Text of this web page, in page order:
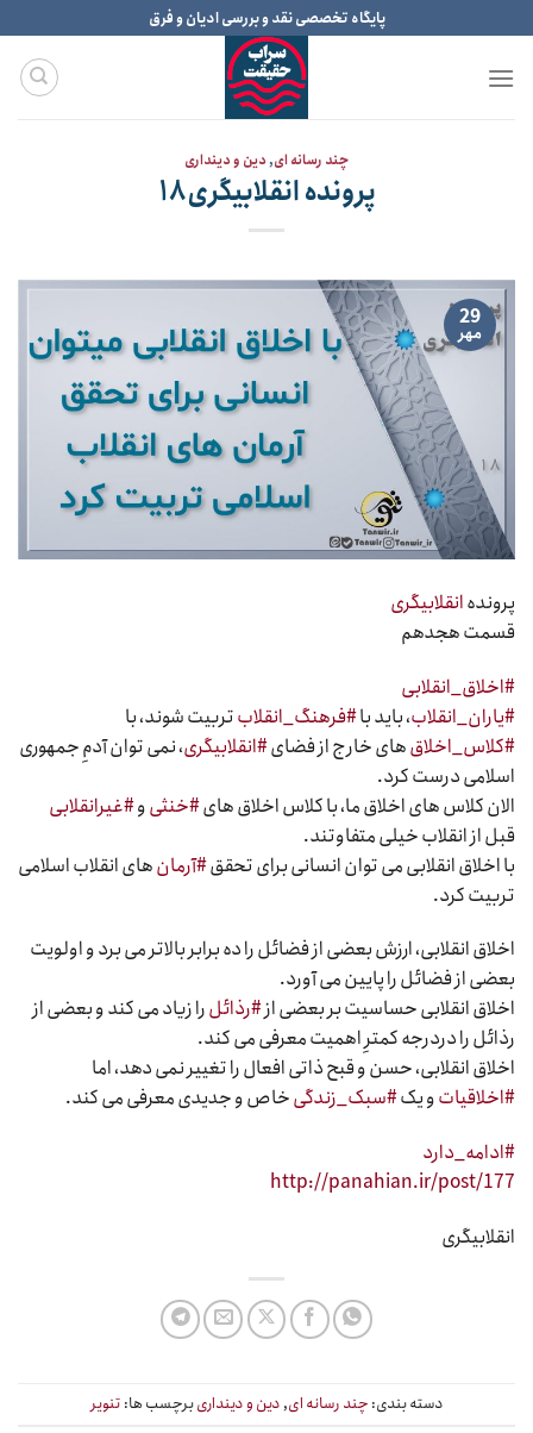
to
content
پایگاه تخصصی نقد و بررسی ادیان و فرق
چند رسانه ای,دین و دینداری
پرونده انقلابیگری۱۸
29
مهر
پروندهانقلابیگری
قسمت هجدهم
#اخلاق_انقلابی
#یاران_انقلاب، باید با#فرهنگ_انقلابتربیت شوند، با
#کلاس_اخلاقهای خارج از فضای#انقلابیگری، نمی توان آدمِ جمهوری
اسلامی درست کرد.
الان کلاس های اخلاق ما، با کلاس اخلاق های#خنثیو#غیرانقلابی
قبل از انقلاب خیلی متفاوتند.
با اخلاق انقلابی می توان انسانی برای تحقق#آرمانهای انقلاب اسلامی
تربیت کرد.
اخلاق انقلابی، ارزش بعضی از فضائل را ده برابر بالاتر می برد و اولویت
بعضی از فضائل را پایین می آورد.
اخلاق انقلابی حساسیت بر بعضی از#رذائلرا زیاد می کند و بعضی از
رذائل را دردرجه کمترِ اهمیت معرفی می کند.
اخلاق انقلابی، حسن و قبح ذاتی افعال را تغییر نمی دهد، اما
#اخلاقیاتو یک#سبک_زندگیخاص و جدیدی معرفی می کند.
#ادامه_دارد
http://panahian.ir/post/177
انقلابیگری
دسته بندی: چند رسانه ای,دین و دینداریبرچسب ها: تنویر